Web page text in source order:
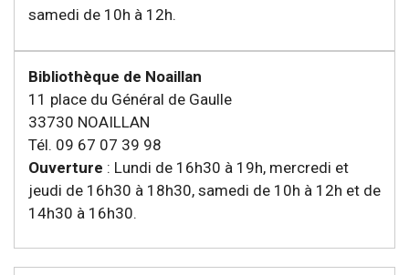
samedi de 10h à 12h.
Bibliothèque de Noaillan
11 place du Général de Gaulle
33730 NOAILLAN
Tél. 09 67 07 39 98
Ouverture : Lundi de 16h30 à 19h, mercredi et
jeudi de 16h30 à 18h30, samedi de 10h à 12h et de
14h30 à 16h30.